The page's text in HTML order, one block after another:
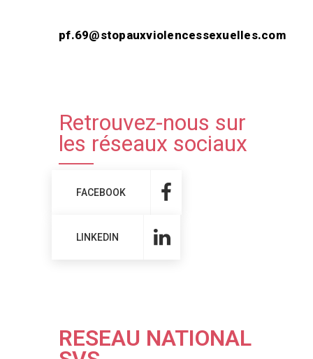
pf.69@stopauxviolencessexuelles.com
Retrouvez-nous sur
les réseaux sociaux
FACEBOOK
LINKEDIN
RESEAU NATIONAL